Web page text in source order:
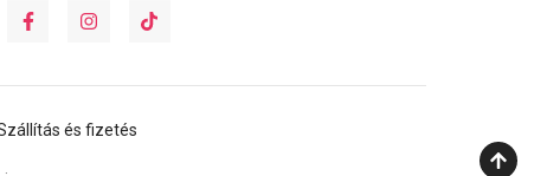
és fizetés